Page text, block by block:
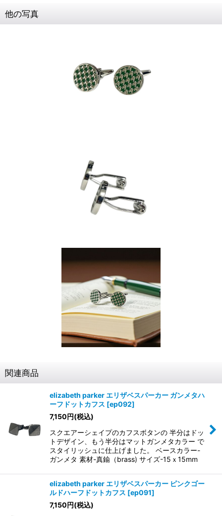
他の写真
関連商品
elizabeth parker エリザベスパーカー ガンメタハ
ーフドットカフス [ep092]
7,150円(税込)
スクエアーシェイプのカフスボタンの 半分はドッ
トデザイン、もう半分はマットガンメタカラー で
スタイリッシュに仕上げました。 ベースカラー-
ガンメタ 素材-真鍮（brass) サイズ-15ｘ15mm
elizabeth parker エリザベスパーカー ピンクゴー
ルドハーフドットカフス [ep091]
7,150円(税込)